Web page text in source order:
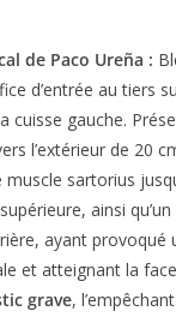
de Paco Ureña :
d’entrée au tiers
cuisse gauche.
l’extérieur de 20
sartorius
ainsi
ayant provoqué
et atteignant la
grave,